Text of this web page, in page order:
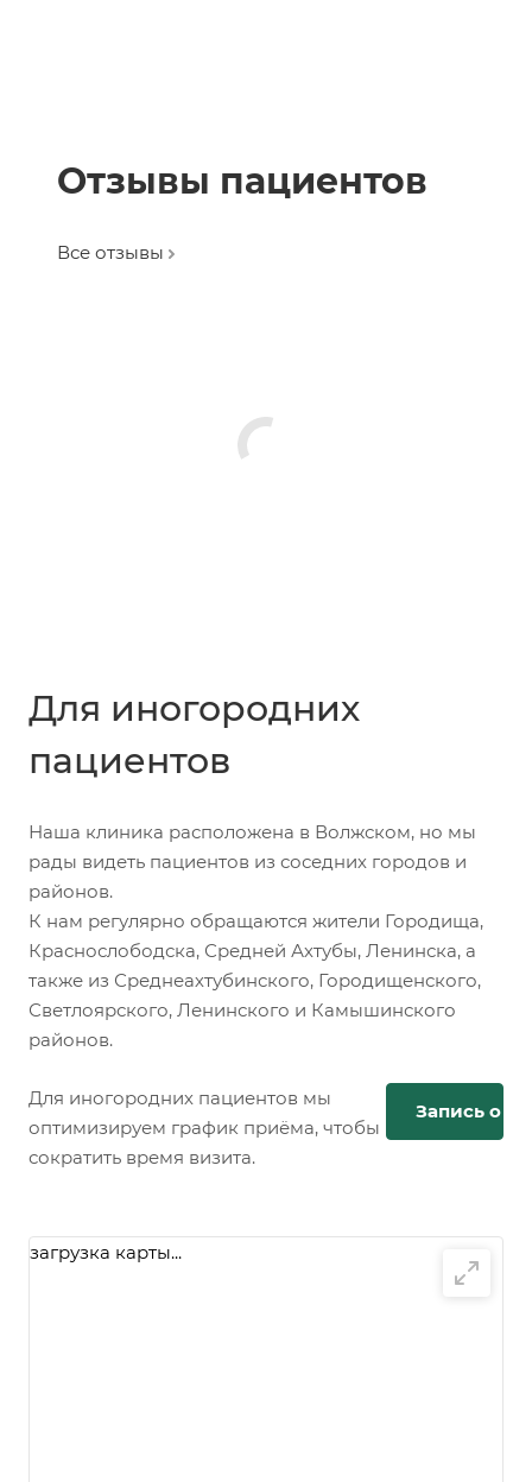
Отзывы пациентов
Все отзывы
Для иногородних
пациентов
Наша клиника расположена в Волжском, но мы
рады видеть пациентов из соседних городов и
районов.
К нам регулярно обращаются жители Городища,
Краснослободска, Средней Ахтубы, Ленинска, а
также из Среднеахтубинского, Городищенского,
Светлоярского, Ленинского и Камышинского
районов.
Для иногородних пациентов мы
оптимизируем график приёма, чтобы
сократить время визита.
Запись
загрузка карты...